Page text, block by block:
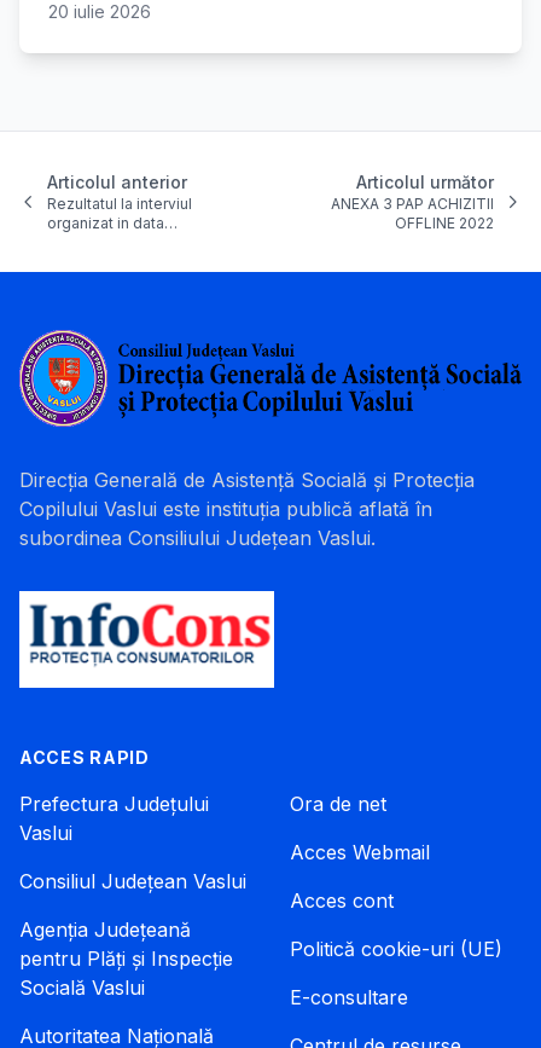
20 iulie 2026
Articolul anterior
Rezultatul la interviul
organizat in data…
Articolul următor
ANEXA 3 PAP ACHIZITII
OFFLINE 2022
Direcția Generală de Asistență Socială și Protecția
Copilului Vaslui este instituția publică aflată în
subordinea Consiliului Județean Vaslui.
ACCES RAPID
Prefectura Județului
Vaslui
Consiliul Județean Vaslui
Agenția Județeană
pentru Plăți și Inspecție
Socială Vaslui
Autoritatea Națională
Ora de net
Acces Webmail
Acces cont
Politică cookie-uri (UE)
E-consultare